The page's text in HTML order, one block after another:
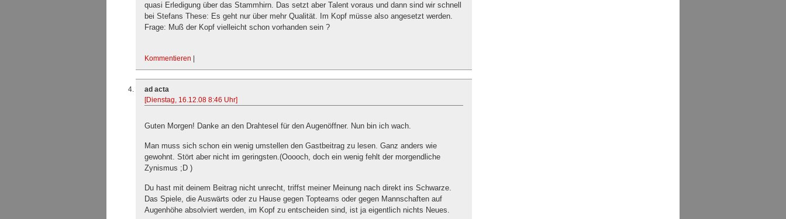
quasi Erledigung über das Stammhirn. Das setzt aber Talent voraus und dann sind wir schnell
bei Stefans These: Es geht nur über mehr Qualität. Im Kopf müsse also angesetzt werden.
Frage: Muß der Kopf vielleicht schon vorhanden sein ?
Kommentieren
ad acta
[Dienstag, 16.12.08 8:46 Uhr]
Guten Morgen! Danke an den Drahtesel für den Augenöffner. Nun bin ich wach.
Man muss sich schon ein wenig umstellen den Gastbeitrag zu lesen. Ganz anders wie
gewohnt. Stört aber nicht im geringsten.(Ooooch, doch ein wenig fehlt der morgendliche
Zynismus ;D )
Du hast mit deinem Beitrag nicht unrecht, triffst meiner Meinung nach direkt ins Schwarze.
Das Spiele, die Auswärts oder zu Hause gegen Topteams oder gegen Mannschaften auf
Augenhöhe absolviert werden, im Kopf zu entscheiden sind, ist ja eigentlich nichts Neues.